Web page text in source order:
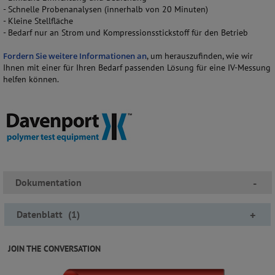
- Schnelle Probenanalysen (innerhalb von 20 Minuten)
- Kleine Stellfläche
- Bedarf nur an Strom und Kompressionsstickstoff für den Betrieb
Fordern Sie weitere Informationen an, um herauszufinden, wie wir
Ihnen mit einer für Ihren Bedarf passenden Lösung für eine IV-Messung
helfen können.
Dokumentation -
Datenblatt (1) +
JOIN THE CONVERSATION